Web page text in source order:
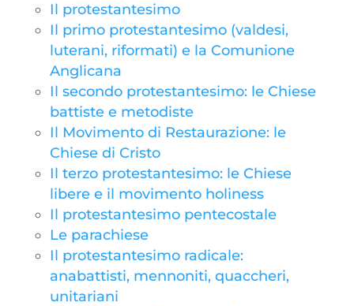
Il protestantesimo
Il primo protestantesimo (valdesi,
luterani, riformati) e la Comunione
Anglicana
Il secondo protestantesimo: le Chiese
battiste e metodiste
Il Movimento di Restaurazione: le
Chiese di Cristo
Il terzo protestantesimo: le Chiese
libere e il movimento holiness
Il protestantesimo pentecostale
Le parachiese
Il protestantesimo radicale:
anabattisti, mennoniti, quaccheri,
unitariani